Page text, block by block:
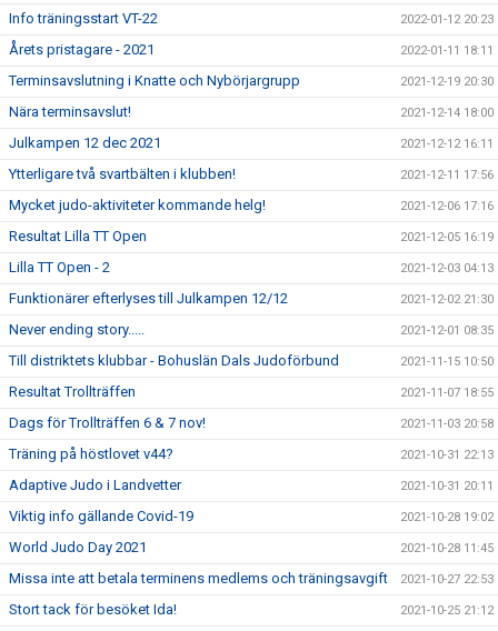
Info träningsstart VT-22 2022-01-12 20:23
Årets pristagare - 2021 2022-01-11 18:11
Terminsavslutning i Knatte och Nybörjargrupp 2021-12-19 20:30
Nära terminsavslut! 2021-12-14 18:00
Julkampen 12 dec 2021 2021-12-12 16:11
Ytterligare två svartbälten i klubben! 2021-12-11 17:56
Mycket judo-aktiviteter kommande helg! 2021-12-06 17:16
Resultat Lilla TT Open 2021-12-05 16:19
Lilla TT Open - 2 2021-12-03 04:13
Funktionärer efterlyses till Julkampen 12/12 2021-12-02 21:30
Never ending story..... 2021-12-01 08:35
Till distriktets klubbar - Bohuslän Dals Judoförbund 2021-11-15 10:50
Resultat Trollträffen 2021-11-07 18:55
Dags för Trollträffen 6 & 7 nov! 2021-11-03 20:58
Träning på höstlovet v44? 2021-10-31 22:13
Adaptive Judo i Landvetter 2021-10-31 20:11
Viktig info gällande Covid-19 2021-10-28 19:02
World Judo Day 2021 2021-10-28 11:45
Missa inte att betala terminens medlems och träningsavgift 2021-10-27 22:53
Stort tack för besöket Ida! 2021-10-25 21:12